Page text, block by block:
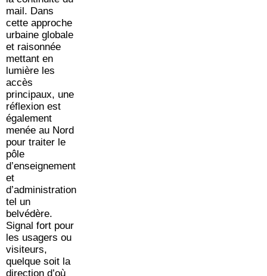
mail. Dans
cette approche
urbaine globale
et raisonnée
mettant en
lumière les
accès
principaux, une
réflexion est
également
menée au Nord
pour traiter le
pôle
d’enseignement
et
d’administration
tel un
belvédère.
Signal fort pour
les usagers ou
visiteurs,
quelque soit la
direction d’où